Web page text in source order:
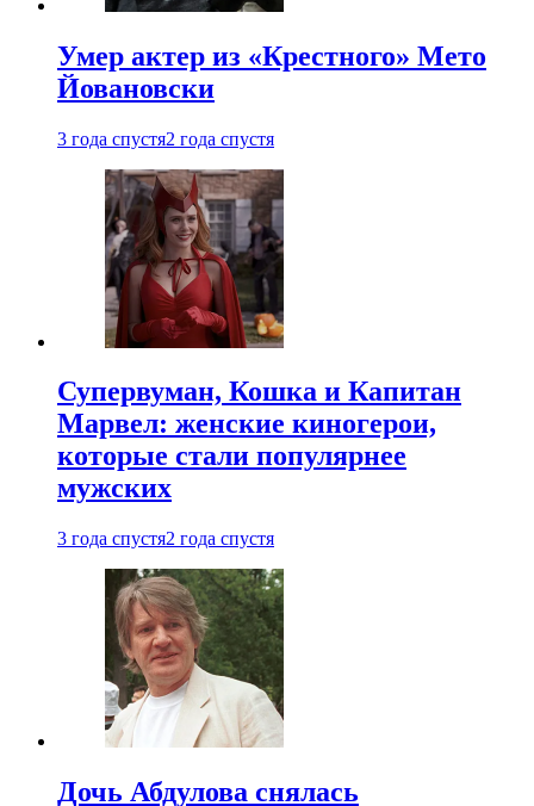
Умер актер из «Крестного» Мето
Йовановски
3 года спустя2 года спустя
Супервуман, Кошка и Капитан
Марвел: женские киногерои,
которые стали популярнее
мужских
3 года спустя2 года спустя
Дочь Абдулова снялась